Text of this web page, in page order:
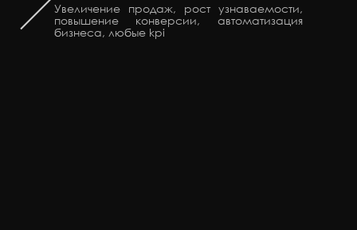
Увеличение продаж, рост узнаваемости,
повышение конверсии, автоматизация
бизнеса, любые kpi
+375